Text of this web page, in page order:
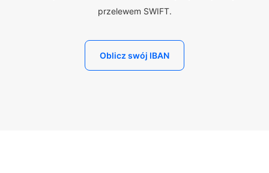
przelewem SWIFT.
Oblicz swój IBAN